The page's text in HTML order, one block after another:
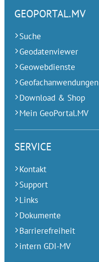
GEOPORTAL.MV
Suche
Geodatenviewer
Geowebdienste
Geofachanwendungen
Download & Shop
Mein GeoPortal.MV
SERVICE
Kontakt
Support
Links
Dokumente
Barrierefreiheit
intern GDI-MV